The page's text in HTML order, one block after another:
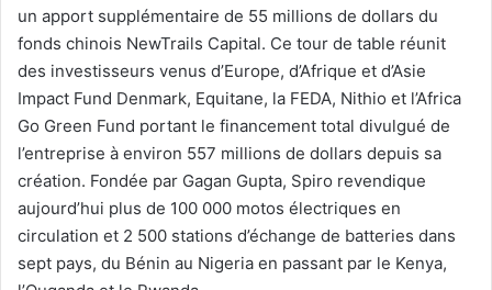
un apport supplémentaire de 55 millions de dollars du
fonds chinois NewTrails Capital. Ce tour de table réunit
des investisseurs venus d’Europe, d’Afrique et d’Asie
Impact Fund Denmark, Equitane, la FEDA, Nithio et l’Africa
Go Green Fund portant le financement total divulgué de
l’entreprise à environ 557 millions de dollars depuis sa
création. Fondée par Gagan Gupta, Spiro revendique
aujourd’hui plus de 100 000 motos électriques en
circulation et 2 500 stations d’échange de batteries dans
sept pays, du Bénin au Nigeria en passant par le Kenya,